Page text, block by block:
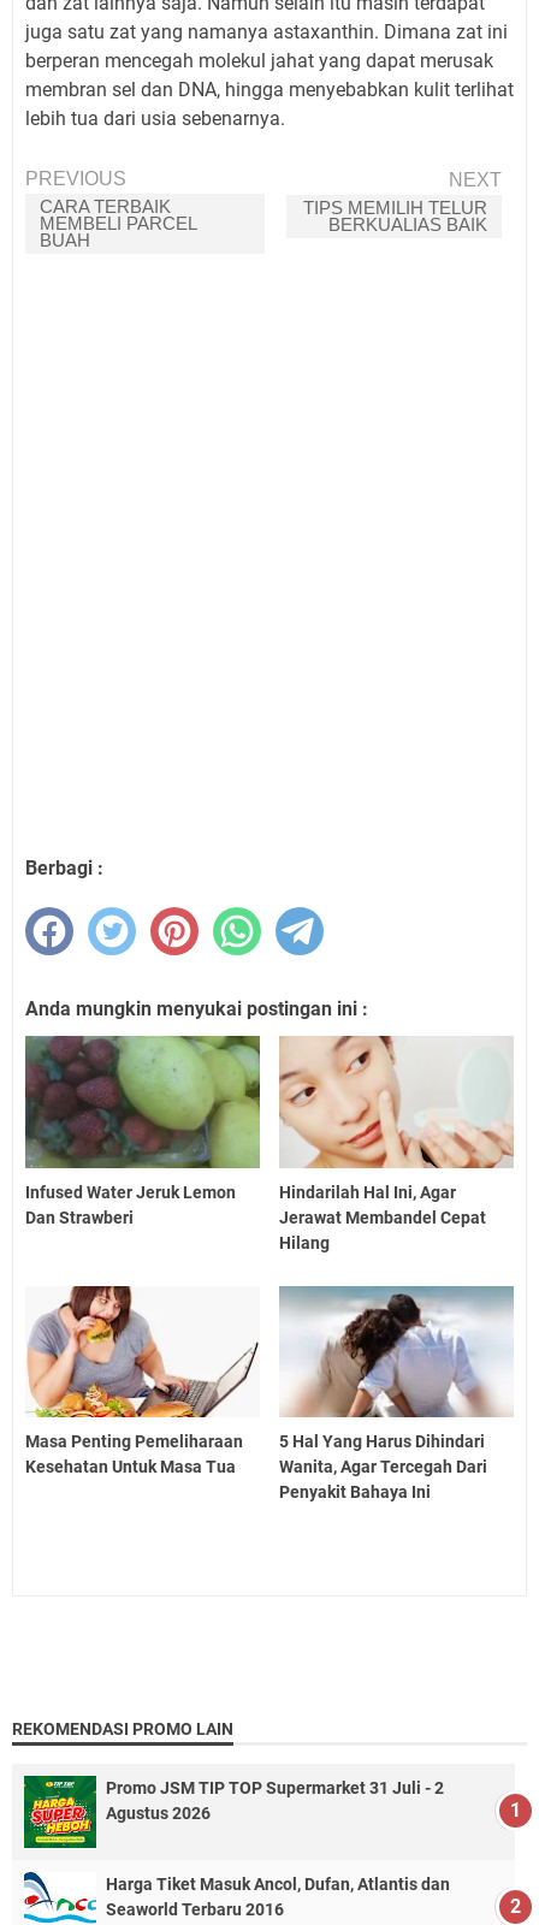
juga satu zat yang namanya astaxanthin. Dimana zat ini
berperan mencegah molekul jahat yang dapat merusak
membran sel dan DNA, hingga menyebabkan kulit terlihat
lebih tua dari usia sebenarnya.
PREVIOUS
CARA TERBAIK
MEMBELI PARCEL
BUAH
NEXT
TIPS MEMILIH TELUR
BERKUALIAS BAIK
Berbagi :
Anda mungkin menyukai postingan ini :
Infused Water Jeruk Lemon
Dan Strawberi
Hindarilah Hal Ini, Agar
Jerawat Membandel Cepat
Hilang
Masa Penting Pemeliharaan
Kesehatan Untuk Masa Tua
5 Hal Yang Harus Dihindari
Wanita, Agar Tercegah Dari
Penyakit Bahaya Ini
REKOMENDASI PROMO LAIN
Promo JSM TIP TOP Supermarket 31 Juli - 2
Agustus 2026
Harga Tiket Masuk Ancol, Dufan, Atlantis dan
Seaworld Terbaru 2016